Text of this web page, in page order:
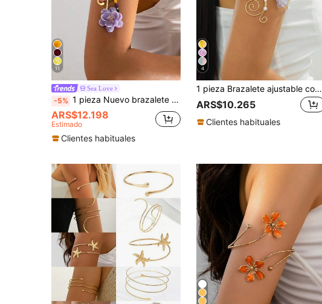
11
Sea Love
-5% 1 pieza Nuevo brazalete de anillo abierto con flor de doble cabeza esmaltada, estilo vintage de alta gama para vacaciones, lujo ligero personalizado, cadena de brazo con flor exagerada para mujer
ARS$12.198
Estimado
Clientes habituales
4
1 pieza Brazalete ajustable con diseño de nicho de moda, estilo de vacaciones de verano, elegante, con forma de flor de color púrpura claro para mujeres
ARS$10.265
Clientes habituales